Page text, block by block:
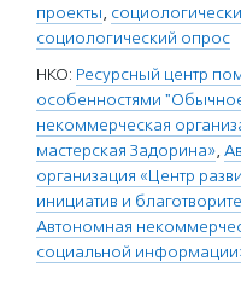
проекты,
социологический опрос
НКО: Ресурсный центр
особенностями
некоммерческая
мастерская Задорина»,
организация «Центр
инициатив и
Автономная
социальной